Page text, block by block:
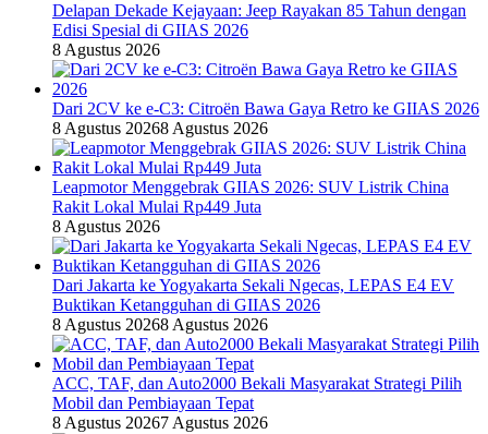
Delapan Dekade Kejayaan: Jeep Rayakan 85 Tahun dengan
Edisi Spesial di GIIAS 2026
8 Agustus 2026
Dari 2CV ke e-C3: Citroën Bawa Gaya Retro ke GIIAS 2026
8 Agustus 20268 Agustus 2026
Leapmotor Menggebrak GIIAS 2026: SUV Listrik China
Rakit Lokal Mulai Rp449 Juta
8 Agustus 2026
Dari Jakarta ke Yogyakarta Sekali Ngecas, LEPAS E4 EV
Buktikan Ketangguhan di GIIAS 2026
8 Agustus 20268 Agustus 2026
ACC, TAF, dan Auto2000 Bekali Masyarakat Strategi Pilih
Mobil dan Pembiayaan Tepat
8 Agustus 20267 Agustus 2026